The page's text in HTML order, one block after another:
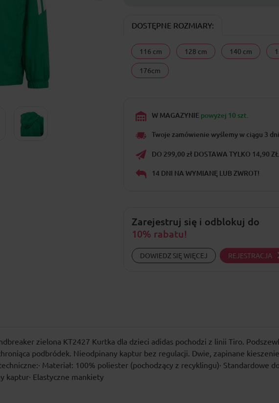
DOSTĘPNE ROZMIARY:
116 cm 128 cm 140 cm
176cm
W MAGAZYNIE powyżej 10 szt.
Twoje zamówienie wyślemy w ciągu 3 dni
DO 299,00 zł DOSTAWA TYLKO 14,90
14 DNI NA WYMIANĘ LUB ZWROT!
Zarejestruj się i odblokuj do
10% rabatu!
DOWIEDZ SIĘ WIĘCEJ REJESTRACJA
zielona KT2427 Kurtka dla dzieci adidas pochodzi z linii Tiro.
podbródek. Nieodpinany kaptur bez regulacji. Dwie, zapinane
Materiał: 100% poliester (pochodzący z recyklingu)· Standardowe
kaptur· Elastyczne mankiety